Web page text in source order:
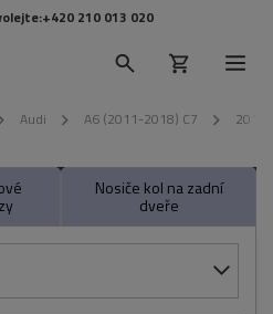
+420 210 013 020
Audi A6 (2011-2018) C7 2015
Nosiče kol na zadní
dveře